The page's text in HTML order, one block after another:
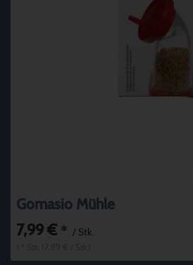
Gomasio Mühle
7,99 € * / Stk.